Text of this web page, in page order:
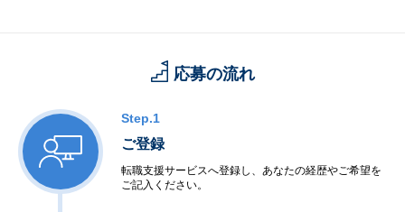
応募の流れ
Step.1
ご登録
転職支援サービスへ登録し、あなたの経歴やご希望を
ご記入ください。